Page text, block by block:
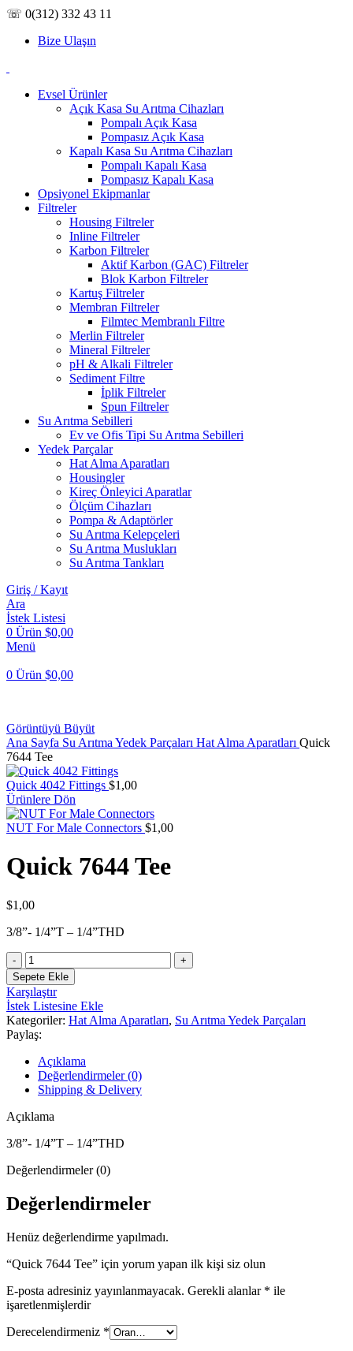
☏ 0(312) 332 43 11
Bize Ulaşın
Evsel Ürünler
Açık Kasa Su Arıtma Cihazları
Pompalı Açık Kasa
Pompasız Açık Kasa
Kapalı Kasa Su Arıtma Cihazları
Pompalı Kapalı Kasa
Pompasız Kapalı Kasa
Opsiyonel Ekipmanlar
Filtreler
Housing Filtreler
Inline Filtreler
Karbon Filtreler
Aktif Karbon (GAC) Filtreler
Blok Karbon Filtreler
Kartuş Filtreler
Membran Filtreler
Filmtec Membranlı Filtre
Merlin Filtreler
Mineral Filtreler
pH & Alkali Filtreler
Sediment Filtre
İplik Filtreler
Spun Filtreler
Su Arıtma Sebilleri
Ev ve Ofis Tipi Su Arıtma Sebilleri
Yedek Parçalar
Hat Alma Aparatları
Housingler
Kireç Önleyici Aparatlar
Ölçüm Cihazları
Pompa & Adaptörler
Su Arıtma Kelepçeleri
Su Arıtma Muslukları
Su Arıtma Tankları
Giriş / Kayıt
Ara
İstek Listesi
0 Ürün $0,00
Menü
0 Ürün $0,00
Görüntüyü Büyüt
Ana Sayfa Su Arıtma Yedek Parçaları Hat Alma Aparatları Quick
7644 Tee
Quick 4042 Fittings $1,00
Ürünlere Dön
NUT For Male Connectors $1,00
Quick 7644 Tee
$1,00
3/8”- 1/4”T – 1/4”THD
Quick
7644
Tee
adet
Sepete Ekle
Karşılaştır
İstek Listesine Ekle
Kategoriler: Hat Alma Aparatları, Su Arıtma Yedek Parçaları
Paylaş:
Açıklama
Değerlendirmeler (0)
Shipping & Delivery
Açıklama
3/8”- 1/4”T – 1/4”THD
Değerlendirmeler (0)
Değerlendirmeler
Henüz değerlendirme yapılmadı.
“Quick 7644 Tee” için yorum yapan ilk kişi siz olun
E-posta adresiniz yayınlanmayacak. Gerekli alanlar * ile
işaretlenmişlerdir
Derecelendirmeniz *